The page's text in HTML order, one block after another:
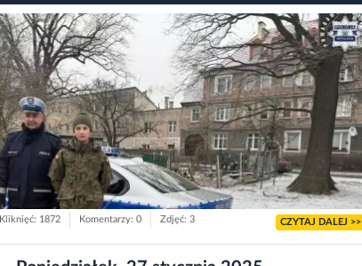
Kliknięć: 1872 Komentarzy: 0 Zdjęć: 3 CZYTAJ DALEJ >>